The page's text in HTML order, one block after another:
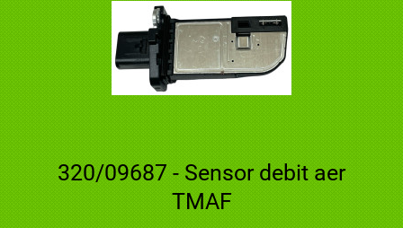
320/09687 - Sensor debit aer
TMAF